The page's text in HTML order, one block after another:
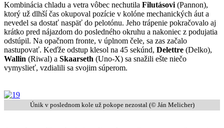
Kombinácia chladu a vetra vôbec nechutila Filutásovi (Pannon),
ktorý už dlhší čas okupoval pozície v kolóne mechanických áut a
nevedel sa dostať naspäť do pelotónu. Jeho trápenie pokračovalo aj
krátko pred nájazdom do posledného okruhu a nakoniec z podujatia
odstúpil. Na opačnom fronte, v úplnom čele, sa zas začalo
nastupovať. Keďže odstup klesol na 45 sekúnd, Delettre (Delko),
Wallin (Riwal) a Skaarseth (Uno-X) sa snažili ešte niečo
vymyslieť, vzdialili sa svojim súperom.
Únik v poslednom kole už pokope nezostal (© Ján Melicher)